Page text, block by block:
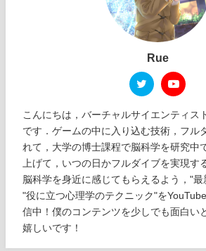
Rue
こんにちは，バーチャルサイエンティス
です．ゲームの中に入り込む技術，フル
れて，大学の博士課程で脳科学を研究中
上げて，いつの日かフルダイブを実現す
脳科学を身近に感じてもらえるよう，"最
"役に立つ心理学のテクニック"を
信中！僕のコンテンツを少しでも面白い
嬉しいです！